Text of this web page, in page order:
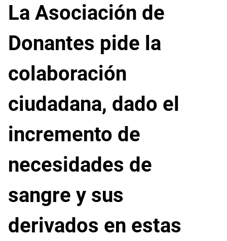
La Asociación de
Donantes pide la
colaboración
ciudadana, dado el
incremento de
necesidades de
sangre y sus
derivados en estas